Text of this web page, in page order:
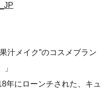
汁メイク”のコスメブラン
年にローンチされた、キュ